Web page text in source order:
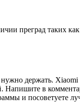
преград таких
держать. Xiaomi
Напишите в
и посоветуете